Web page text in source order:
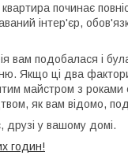
починає
інтер'єр,
вам подобалася і
Якщо ці два
майстром з роками
як вам відомо,
друзі у вашому домі.
годин!